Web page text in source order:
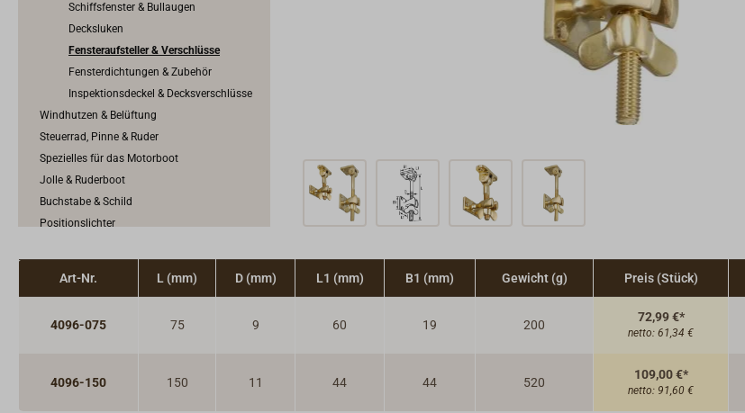
Schiffsfenster & Bullaugen
Decksluken
Fensteraufsteller & Verschlüsse
Fensterdichtungen & Zubehör
Inspektionsdeckel & Decksverschlüsse
Windhutzen & Belüftung
Steuerrad, Pinne & Ruder
Spezielles für das Motorboot
Jolle & Ruderboot
Buchstabe & Schild
Positionslichter
Art-Nr. L (mm) D (mm) L1 (mm) B1 (mm) Gewicht (g) Preis (Stück)
4096-075 75 9 60 19 200
72,99 €*
netto: 61,34 €
4096-150 150 11 44 44 520
109,00 €*
netto: 91,60 €